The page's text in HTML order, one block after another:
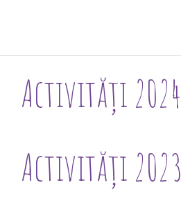
Activități 2024
Activități 2023